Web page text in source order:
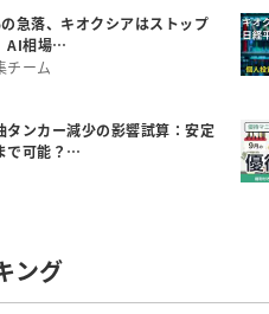
急落、キオクシアはストップ
AI相場…
チーム
タンカー減少の影響試算：安定
で可能？…
ング